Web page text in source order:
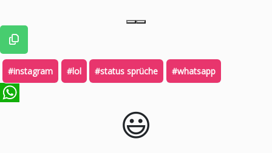
#instagram #lol #status sprüche #whatsapp
😃️